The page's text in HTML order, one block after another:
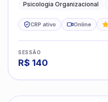
Psicologia Organizacional
CRP ativo Online
SESSÃO
R$ 140